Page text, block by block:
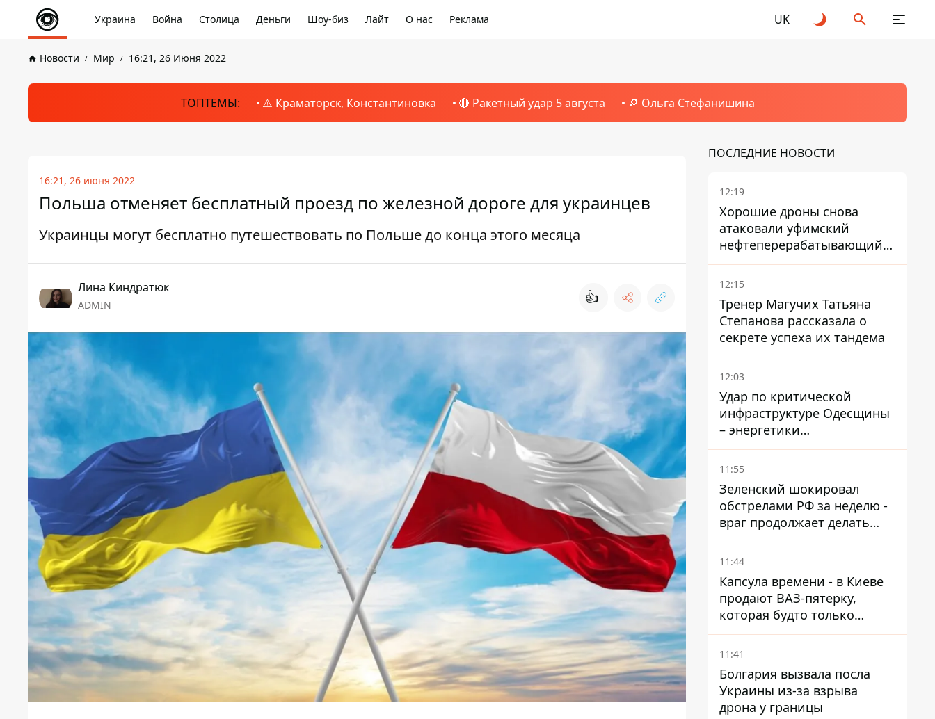
Украина Война Столица Деньги Шоу-биз Лайт О нас Реклама UK
Новости Мир 16:21, 26 Июня 2022
ТОПТЕМЫ: ⚠️ Краматорск, Константиновка 🔴 Ракетный удар 5 августа 🔎 Ольга Стефанишина
16:21, 26 июня 2022
Польша отменяет бесплатный проезд по железной дороге для украинцев
Украинцы могут бесплатно путешествовать по Польше до конца этого месяца
Лина Киндратюк
ADMIN 👍
ПОСЛЕДНИЕ НОВОСТИ
12:19
Хорошие дроны снова
атаковали уфимский
нефтеперерабатывающий
кластер – один упал на
недострой
12:15
Тренер Магучих Татьяна
Степанова рассказала о
секрете успеха их тандема
12:03
Удар по критической
инфраструктуре Одесщины
– энергетики
восстанавливают свет
11:55
Зеленский шокировал
обстрелами РФ за неделю -
враг продолжает делать
ставку на баллистический
террор
11:44
Капсула времени - в Киеве
продают ВАЗ-пятерку,
которая будто только
сошла с конвейера
11:41
Болгария вызвала посла
Украины из-за взрыва
дрона у границы